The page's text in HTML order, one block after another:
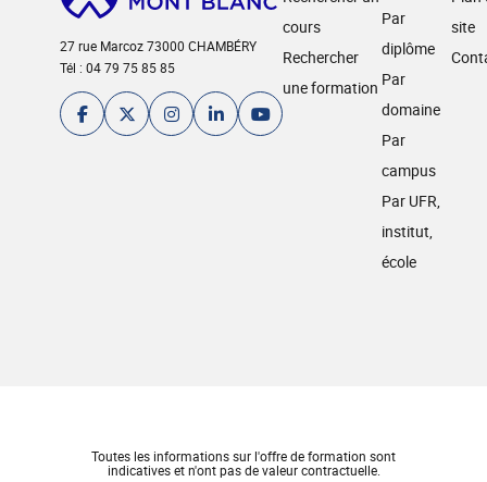
27 rue Marcoz 73000 CHAMBÉRY
Tél : 04 79 75 85 85
cours
Rechercher
une formation
Par
diplôme
Par
domaine
Par
campus
Par UFR,
institut,
école
site
Toutes les informations sur l'offre de formation sont
indicatives et n'ont pas de valeur contractuelle.